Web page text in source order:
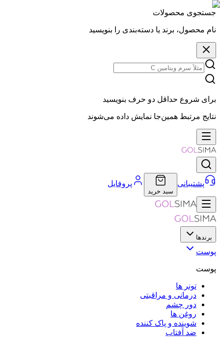
جستجوی محصولات
نام محصول، برند یا دسته‌بندی را بنویسید
برای شروع حداقل دو حرف بنویسید
نتایج مرتبط همین‌جا نمایش داده می‌شوند
پشتیبانی
سبد خرید
پروفایل
برندها
پوست
پوست
تونر ها
درمانی و مراقبتی
دور چشم
روغن ها
شوینده و پاک کننده
ضد آفتاب